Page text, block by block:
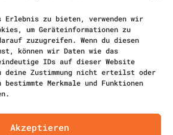
Erlebnis zu bieten, verwenden wir
um Geräteinformationen zu
zuzugreifen. Wenn du diesen
können wir Daten wie das
IDs auf dieser Website
deine Zustimmung nicht erteilst oder
Merkmale und Funktionen
Akzeptieren
| Projekte